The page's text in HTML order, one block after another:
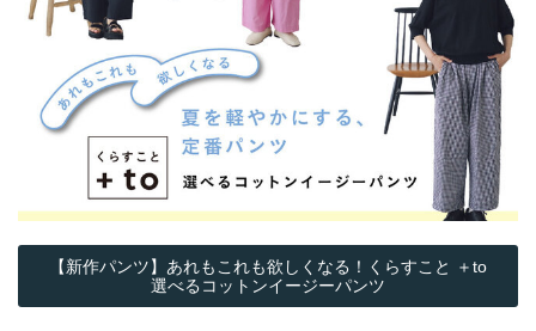
【新作パンツ】あれもこれも欲しくなる！くらすこと ＋to
選べるコットンイージーパンツ